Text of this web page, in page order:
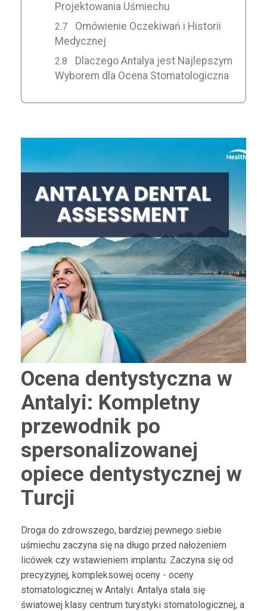
Projektowania Uśmiechu
Omówienie Oczekiwań i Historii
Medycznej
Dlaczego Antalya jest Najlepszym
Wyborem dla Ocena Stomatologiczna
Ocena dentystyczna w
Antalyi: Kompletny
przewodnik po
spersonalizowanej
opiece dentystycznej w
Turcji
Droga do zdrowszego, bardziej pewnego siebie
uśmiechu zaczyna się na długo przed nałożeniem
licówek czy wstawieniem implantu. Zaczyna się od
precyzyjnej, kompleksowej oceny - oceny
stomatologicznej w Antalyi. Antalya stała się
światowej klasy centrum turystyki stomatologicznej, a